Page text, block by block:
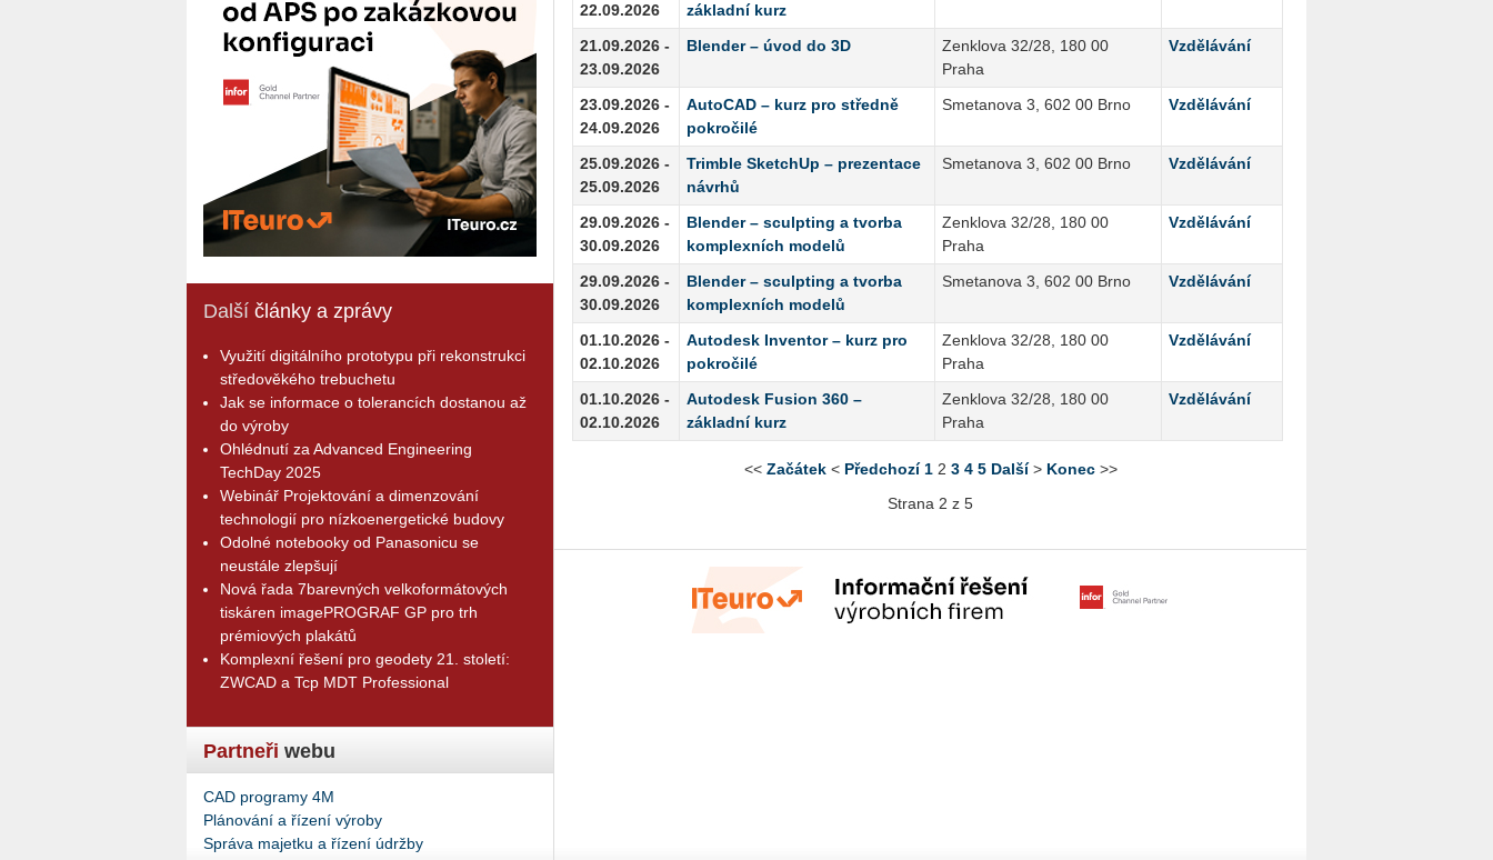
Další články a zprávy
Využití digitálního prototypu při rekonstrukci
středověkého trebuchetu
Jak se informace o tolerancích dostanou až
do výroby
Ohlédnutí za Advanced Engineering
TechDay 2025
Webinář Projektování a dimenzování
technologií pro nízkoenergetické budovy
Odolné notebooky od Panasonicu se
neustále zlepšují
Nová řada 7barevných velkoformátových
tiskáren imagePROGRAF GP pro trh
prémiových plakátů
Komplexní řešení pro geodety 21. století:
ZWCAD a Tcp MDT Professional
Partneři webu
CAD programy 4M
Plánování a řízení výroby
Správa majetku a řízení údržby
22.09.2026
základní kurz
21.09.2026 -
23.09.2026
Blender – úvod do 3D
Zenklova 32/28, 180 00
Praha
Vzdělávání
23.09.2026 -
24.09.2026
AutoCAD – kurz pro středně
pokročilé
Smetanova 3, 602 00 Brno Vzdělávání
25.09.2026 -
25.09.2026
Trimble SketchUp – prezentace
návrhů
Smetanova 3, 602 00 Brno Vzdělávání
29.09.2026 -
30.09.2026
Blender – sculpting a tvorba
komplexních modelů
Zenklova 32/28, 180 00
Praha
Vzdělávání
29.09.2026 -
30.09.2026
Blender – sculpting a tvorba
komplexních modelů
Smetanova 3, 602 00 Brno Vzdělávání
01.10.2026 -
02.10.2026
Autodesk Inventor – kurz pro
pokročilé
Zenklova 32/28, 180 00
Praha
Vzdělávání
01.10.2026 -
02.10.2026
Autodesk Fusion 360 –
základní kurz
Zenklova 32/28, 180 00
Praha
Vzdělávání
<< Začátek< Předchozí 1 2 3 4 5 Další> Konec>>
Strana 2 z 5